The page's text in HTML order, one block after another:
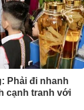
Phải đi nhanh
cạnh tranh với